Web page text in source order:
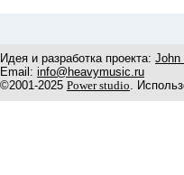
Идея и разработка проекта: John
Email: info@heavymusic.ru
©2001-2025 Power studio.